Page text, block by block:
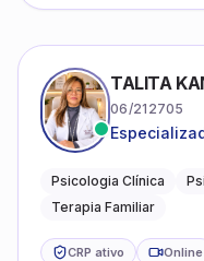
TALITA
06/212705
famílias
Psicologia Clínica
Terapia Familiar
CRP ativo Online